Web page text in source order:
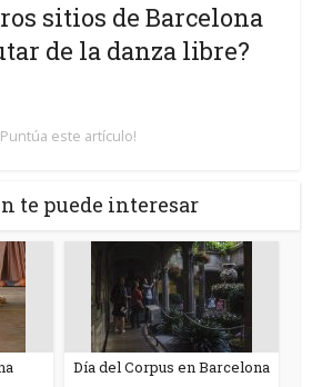
sitios de Barcelona
de la danza libre?
este artículo!
te puede interesar
Día del Corpus en Barcelona